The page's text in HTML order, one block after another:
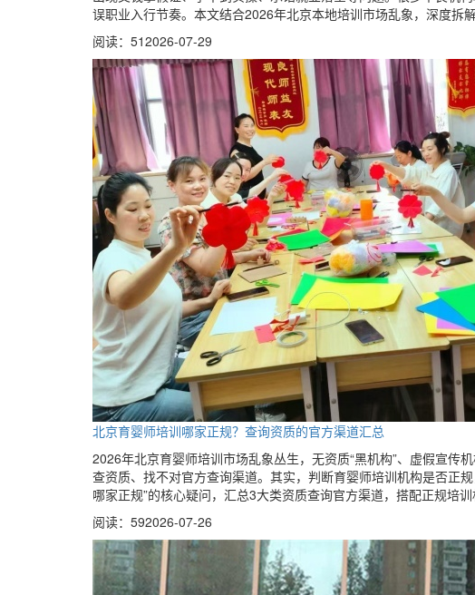
误职业入行节奏。本文结合2026年北京本地培训市场乱象，深度
阅读：512026-07-29
北京育婴师培训哪家正规？查询资质的官方渠道汇总
2026年北京育婴师培训市场乱象丛生，无资质“黑机构”、虚假宣传
查资质、找不对官方查询渠道。其实，判断育婴师培训机构是否正
哪家正规”的核心疑问，汇总3大类资质查询官方渠道，搭配正规培
阅读：592026-07-26